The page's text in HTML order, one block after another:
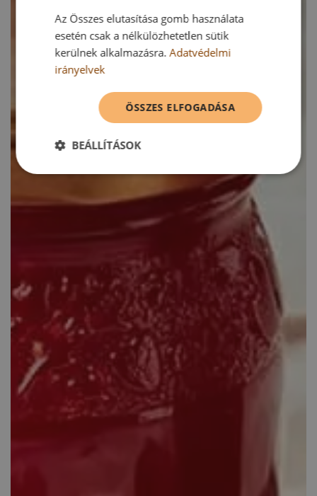
Az Összes elutasítása gomb használata
esetén csak a nélkülözhetetlen sütik
kerülnek alkalmazásra.Adatvédelmi
irányelvek
ÖSSZES ELFOGADÁSA
BEÁLLÍTÁSOK